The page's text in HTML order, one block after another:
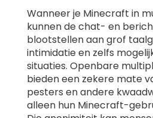
Wanneer je Minecraft in
kunnen de chat- en
blootstellen aan grof
intimidatie en zelfs
situaties. Openbare
bieden een zekere mate
pesters en andere
alleen hun Minecraft-